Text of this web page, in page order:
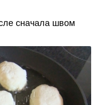
сначала швом